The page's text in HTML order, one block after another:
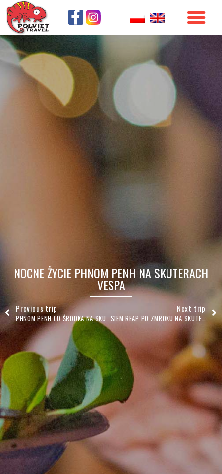
NOCNE ŻYCIE PHNOM PENH NA SKUTERACH
VESPA
Previous trip
PHNOM PENH OD ŚRODKA NA SKUTERACH VESPA
Next trip
SIEM REAP PO ZMROKU NA SKUTERACH VESPA